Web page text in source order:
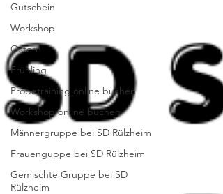
Gutschein
Workshop
Ostern
Frühling
Probetraining online buchen
Workshop online buchen
Männergruppe bei SD Rülzheim
Frauenguppe bei SD Rülzheim
Gemischte Gruppe bei SD
Rülzheim